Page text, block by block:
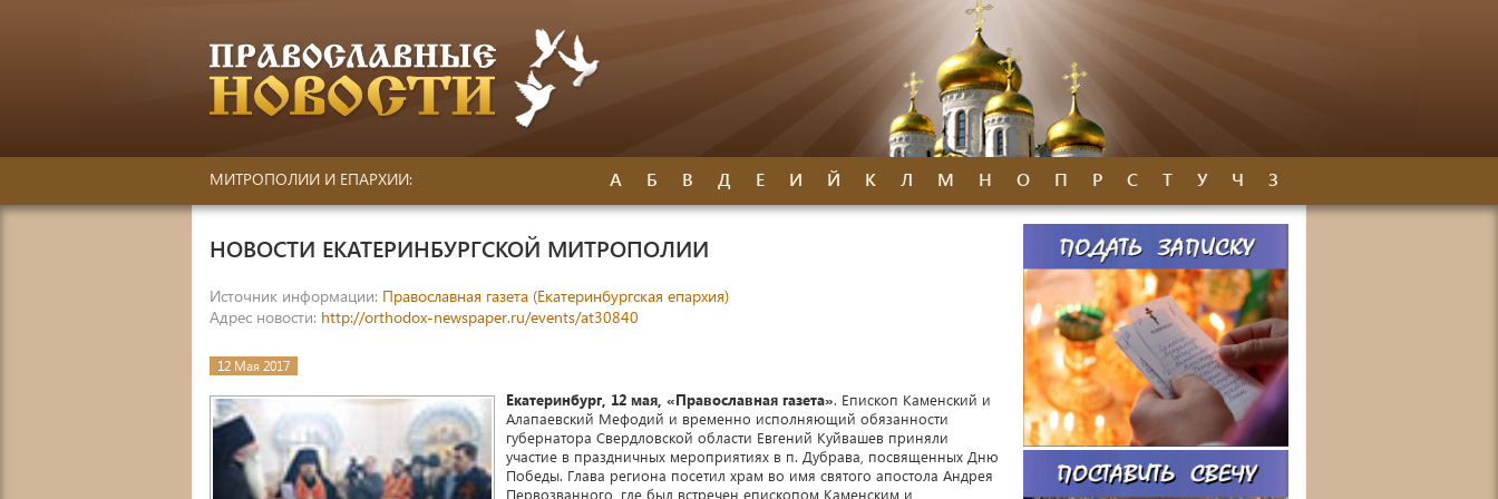
МИТРОПОЛИИ И ЕПАРХИИ: А Б В Д Е И Й К Л М Н О П Р С Т У Ч З
НОВОСТИ ЕКАТЕРИНБУРГСКОЙ МИТРОПОЛИИ
Источник информации: Православная газета (Екатеринбургская епархия)
Адрес новости: http://orthodox-newspaper.ru/events/at30840
12 Мая 2017
Екатеринбург, 12 мая, «Православная газета». Епископ Каменский и
Алапаевский Мефодий и временно исполняющий обязанности
губернатора Свердловской области Евгений Куйвашев приняли
участие в праздничных мероприятиях в п. Дубрава, посвященных Дню
Победы. Глава региона посетил храм во имя святого апостола Андрея
Первозванного, где был встречен епископом Каменским и